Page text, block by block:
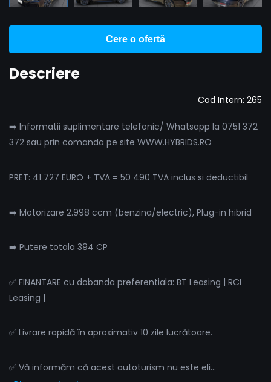
Cere o ofertă
Descriere
Cod Intern: 265
➡️ Informatii suplimentare telefonic/ Whatsapp la 0751 372
372 sau prin comanda pe site WWW.HYBRIDS.RO
PRET: 41 727 EURO + TVA = 50 490 TVA inclus si deductibil
➡️ Motorizare 2.998 ccm (benzina/electric), Plug-in hibrid
➡️ Putere totala 394 CP
✅ FINANTARE cu dobanda preferentiala: BT Leasing | RCI
Leasing |
✅ Livrare rapidă în aproximativ 10 zile lucrătoare.
✅ Vă informăm că acest autoturism nu este eli...